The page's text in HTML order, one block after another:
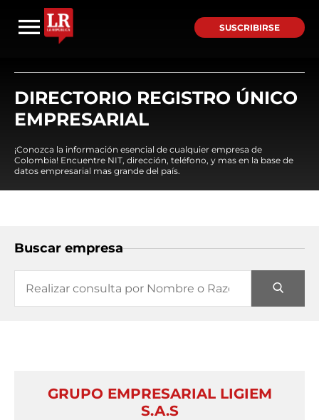
SUSCRIBIRSE
DIRECTORIO REGISTRO ÚNICO
EMPRESARIAL
¡Conozca la información esencial de cualquier empresa de
Colombia! Encuentre NIT, dirección, teléfono, y mas en la base de
datos empresarial mas grande del país.
Buscar empresa
GRUPO EMPRESARIAL LIGIEM
S.A.S